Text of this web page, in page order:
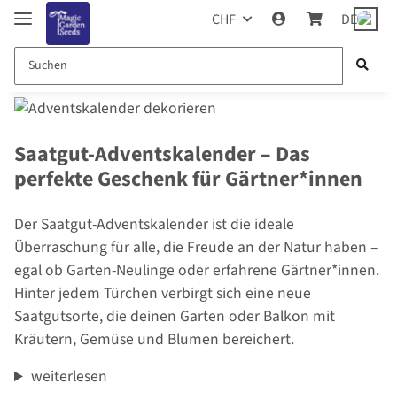
CHF DE
Saatgut-Adventskalender – Das
perfekte Geschenk für Gärtner*innen
Der Saatgut-Adventskalender ist die ideale
Überraschung für alle, die Freude an der Natur haben –
egal ob Garten-Neulinge oder erfahrene Gärtner*innen.
Hinter jedem Türchen verbirgt sich eine neue
Saatgutsorte, die deinen Garten oder Balkon mit
Kräutern, Gemüse und Blumen bereichert.
weiterlesen